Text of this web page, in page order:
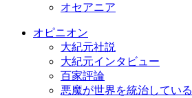
オセアニア
オピニオン
大紀元社説
大紀元インタビュー
百家評論
悪魔が世界を統治している